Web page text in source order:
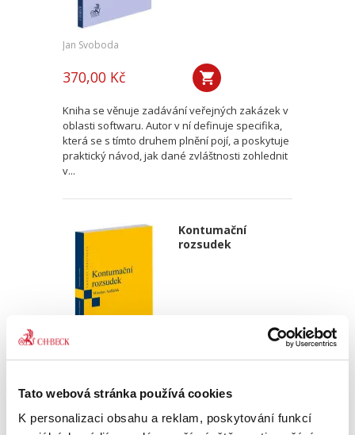
Tato webová stránka používá cookies
K personalizaci obsahu a reklam, poskytování funkcí
Jan Svoboda
370,00 Kč
Kniha se věnuje zadávání veřejných zakázek v
oblasti softwaru. Autor v ní definuje specifika,
která se s tímto druhem plnění pojí, a poskytuje
praktický návod, jak dané zvláštnosti zohlednit
v...
Kontumační
rozsudek